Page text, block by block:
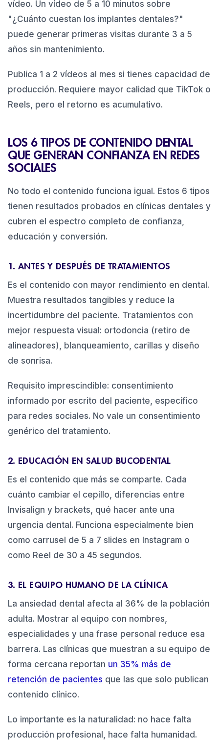
vídeo. Un vídeo de 5 a 10 minutos sobre
"¿Cuánto cuestan los implantes dentales?"
puede generar primeras visitas durante 3 a 5
años sin mantenimiento.
Publica 1 a 2 vídeos al mes si tienes capacidad de
producción. Requiere mayor calidad que TikTok o
Reels, pero el retorno es acumulativo.
LOS 6 TIPOS DE CONTENIDO DENTAL
QUE GENERAN CONFIANZA EN REDES
SOCIALES
No todo el contenido funciona igual. Estos 6 tipos
tienen resultados probados en clínicas dentales y
cubren el espectro completo de confianza,
educación y conversión.
1. ANTES Y DESPUÉS DE TRATAMIENTOS
Es el contenido con mayor rendimiento en dental.
Muestra resultados tangibles y reduce la
incertidumbre del paciente. Tratamientos con
mejor respuesta visual: ortodoncia (retiro de
alineadores), blanqueamiento, carillas y diseño
de sonrisa.
Requisito imprescindible: consentimiento
informado por escrito del paciente, específico
para redes sociales. No vale un consentimiento
genérico del tratamiento.
2. EDUCACIÓN EN SALUD BUCODENTAL
Es el contenido que más se comparte. Cada
cuánto cambiar el cepillo, diferencias entre
Invisalign y brackets, qué hacer ante una
urgencia dental. Funciona especialmente bien
como carrusel de 5 a 7 slides en Instagram o
como Reel de 30 a 45 segundos.
3. EL EQUIPO HUMANO DE LA CLÍNICA
La ansiedad dental afecta al 36% de la población
adulta. Mostrar al equipo con nombres,
especialidades y una frase personal reduce esa
barrera. Las clínicas que muestran a su equipo de
forma cercana reportan un 35% más de
retención de pacientes que las que solo publican
contenido clínico.
Lo importante es la naturalidad: no hace falta
producción profesional, hace falta humanidad.